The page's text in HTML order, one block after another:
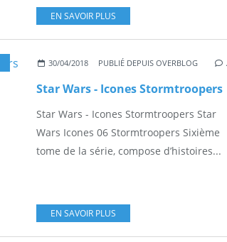
EN SAVOIR PLUS
, SCIENCE-FICTION
30/04/2018 PUBLIÉ DEPUIS OVERBLOG
Star Wars - Icones Stormtroopers
Star Wars - Icones Stormtroopers Star
Wars Icones 06 Stormtroopers Sixième
tome de la série, compose d’histoires...
EN SAVOIR PLUS